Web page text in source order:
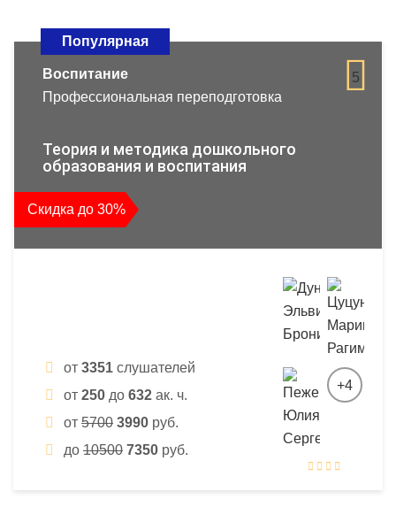
Популярная
5
Воспитание
Профессиональная переподготовка
Теория и методика дошкольного
образования и воспитания
Скидка до 30%
от 3351 слушателей
от 250 до 632 ак. ч.
от 5700 3990 руб.
до 10500 7350 руб.
+4